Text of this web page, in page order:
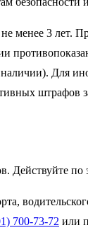
менее 3 лет.
Для
штрафов
Действуйте по
700-73-72 или